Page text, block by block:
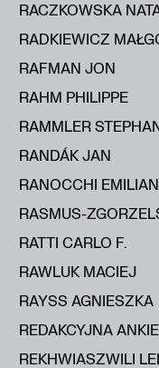
RACZKOWSKA
RADKIEWICZ
RAFMAN JON
RAHM PHILIPPE
RAMMLER
RANDÁK JAN
RANOCCHI
RASMUS-
RATTI CARLO F.
RAWLUK MACIEJ
RAYSS AGNIESZKA
REDAKCYJNA
REKHWIASZWILI